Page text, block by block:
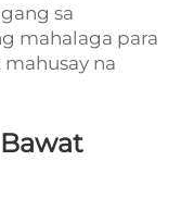
sa
mahalaga para
na